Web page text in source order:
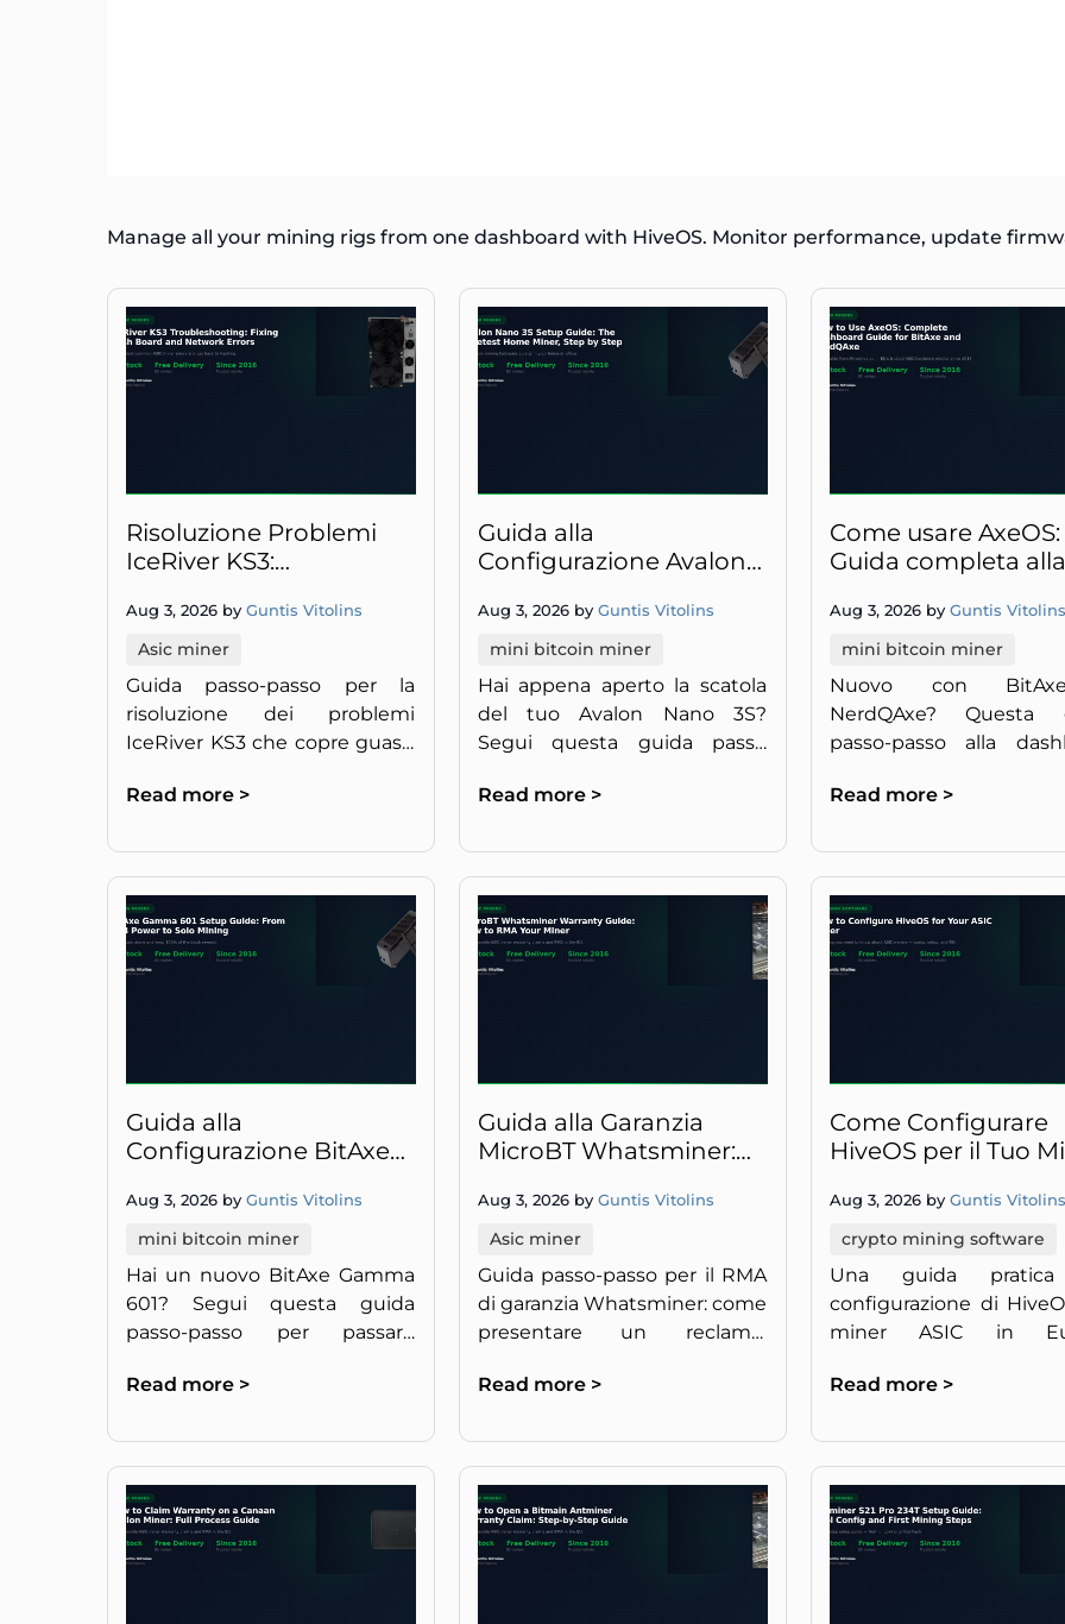
Manage all your mining rigs from one dashboard with HiveOS. Monitor performance, update
Risoluzione Problemi
IceRiver KS3:
Board e Rete
Aug 3, 2026 by Guntis Vitolins
Asic miner
Guida passo-passo per la
risoluzione dei problemi
IceRiver KS3 che copre guasti
rete: fai ripartire il tuo miner
Read more >
Guida alla
Configurazione Avalon
Domestico Più
Silenzioso, Passo dopo
Passo
Aug 3, 2026 by Guntis Vitolins
mini bitcoin miner
Hai appena aperto la scatola
del tuo Avalon Nano 3S?
Segui questa guida passo
minare Bitcoin da casa in
Read more >
Come usare AxeOS:
Guida completa alla
NerdQAxe
Aug 3, 2026 by Guntis Vitolins
mini bitcoin miner
Nuovo con
NerdQAxe? Questa
passo-passo alla
configurazione,
nell'ottimizzazione,
Read more >
Guida alla
Configurazione BitAxe
Alimentazione USB al
Solo Mining
Aug 3, 2026 by Guntis Vitolins
mini bitcoin miner
Hai un nuovo BitAxe Gamma
601? Segui questa guida
passo-passo per passare
Bitcoin in meno di 30 minuti.
Read more >
Guida alla Garanzia
MicroBT Whatsminer:
RMA del Miner
Aug 3, 2026 by Guntis Vitolins
Asic miner
Guida passo-passo per il RMA
di garanzia Whatsminer: come
presentare un reclamo,
riparazione o sostituzione
Read more >
Come Configurare
HiveOS per il Tuo
Aug 3, 2026 by Guntis Vitolins
crypto mining software
Una guida
configurazione di
miner ASIC in
concreti, niente fronzoli.
Read more >